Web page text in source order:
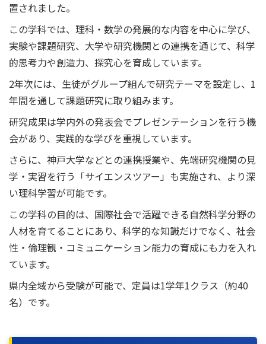
置されました。
この学科では、理科・数学の発展的な内容を中心に学び、
実験や課題研究、大学や研究機関との連携を通じて、科学
的思考力や創造力、探究心を育成しています。
2年次には、生徒がグループ組んで研究テーマを設定し、1
年間を通して課題研究に取り組みます。
研究成果は学内外の発表会でプレゼンテーションを行う機
会があり、実践的な学びを重視しています。
さらに、神戸大学などとの連携授業や、先端研究機関の見
学・実習を行う「サイエンスツアー」も実施され、より深
い理科学習が可能です。
この学科の目的は、国際社会で活躍できる自然科学分野の
人材を育てることにあり、科学的な知識だけでなく、社会
性・倫理観・コミュニケーション能力の育成にも力を入れ
ています。
県内全域から受験が可能で、定員は1学年1クラス（約40
名）です。